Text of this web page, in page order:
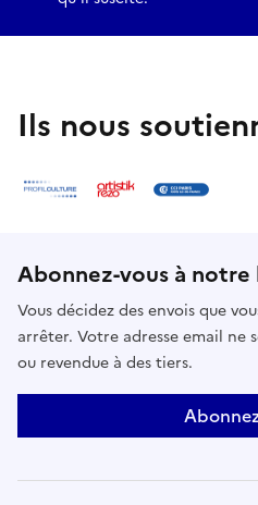
Ils nous
Abonnez-vous à
Vous décidez des envois que
arrêter. Votre adresse email ne
ou revendue à des tiers.